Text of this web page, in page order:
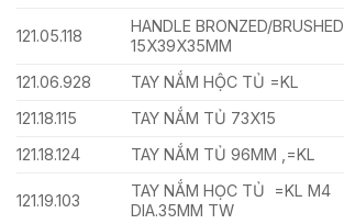
121.05.118
HANDLE BRONZED/BRUSHED
15X39X35MM
121.06.928 TAY NẮM HỘC TỦ =KL
121.18.115
TAY NẮM TỦ 73X15
121.18.124
TAY NẮM TỦ 96MM ,=KL
121.19.103
TAY NẮM HỌC TỦ =KL M4
DIA.35MM TW